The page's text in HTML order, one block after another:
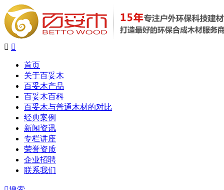
 
首页
关于百妥木
百妥木产品
百妥木百科
百妥木与普通木材的对比
经典案例
新闻资讯
专栏讲座
荣誉资质
企业招聘
联系我们